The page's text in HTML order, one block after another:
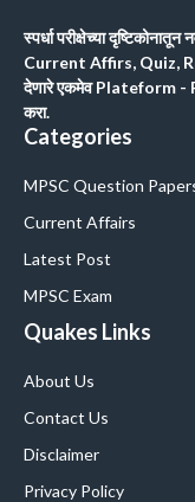
स्पर्धा परीक्षेच्या
Current Affirs, Quiz,
देणारे एकमेव Plateform -
करा.
Categories
MPSC Question
Current Affairs
Latest Post
MPSC Exam
Quakes Links
About Us
Contact Us
Disclaimer
Privacy Policy